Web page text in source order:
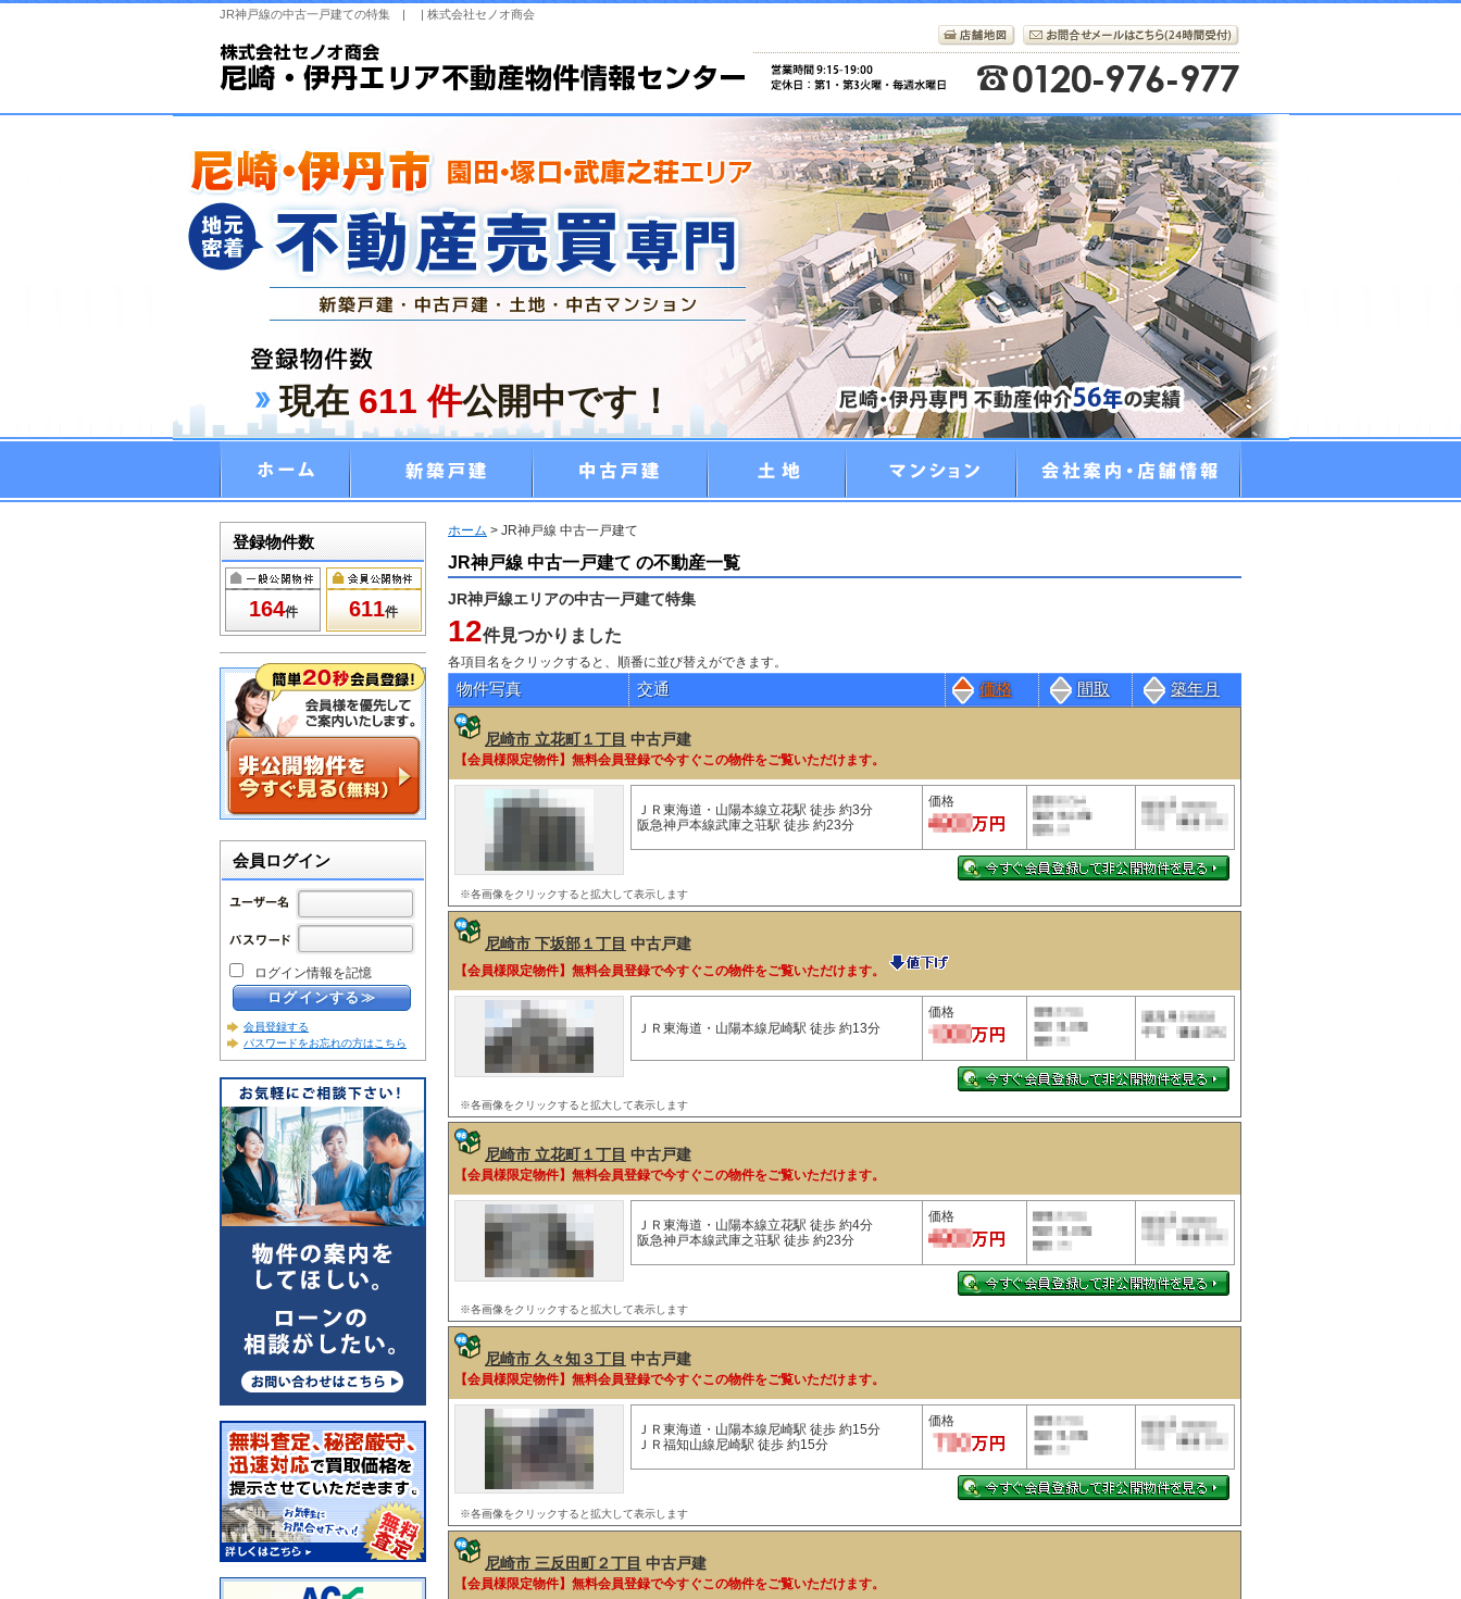
JR神戸線の中古一戸建ての特集 | | 株式会社セノオ商会
現在 611 件公開中です！
ホーム > JR神戸線 中古一戸建て
JR神戸線 中古一戸建て の不動産一覧
JR神戸線エリアの中古一戸建て特集
12件見つかりました
各項目名をクリックすると、順番に並び替えができます。
物件写真 交通 価格 間取 築年月
尼崎市 立花町１丁目 中古戸建
【会員様限定物件】無料会員登録で今すぐこの物件をご覧いただけます。
ＪＲ東海道・山陽本線立花駅 徒歩 約3分
阪急神戸本線武庫之荘駅 徒歩 約23分
価格
※各画像をクリックすると拡大して表示します
尼崎市 下坂部１丁目 中古戸建
【会員様限定物件】無料会員登録で今すぐこの物件をご覧いただけます。
ＪＲ東海道・山陽本線尼崎駅 徒歩 約13分
価格
※各画像をクリックすると拡大して表示します
尼崎市 立花町１丁目 中古戸建
【会員様限定物件】無料会員登録で今すぐこの物件をご覧いただけます。
ＪＲ東海道・山陽本線立花駅 徒歩 約4分
阪急神戸本線武庫之荘駅 徒歩 約23分
価格
※各画像をクリックすると拡大して表示します
尼崎市 久々知３丁目 中古戸建
【会員様限定物件】無料会員登録で今すぐこの物件をご覧いただけます。
ＪＲ東海道・山陽本線尼崎駅 徒歩 約15分
ＪＲ福知山線尼崎駅 徒歩 約15分
価格
※各画像をクリックすると拡大して表示します
尼崎市 三反田町２丁目 中古戸建
【会員様限定物件】無料会員登録で今すぐこの物件をご覧いただけます。
登録物件数
164件 611件
会員ログイン
ログイン情報を記憶
会員登録する
パスワードをお忘れの方はこちら